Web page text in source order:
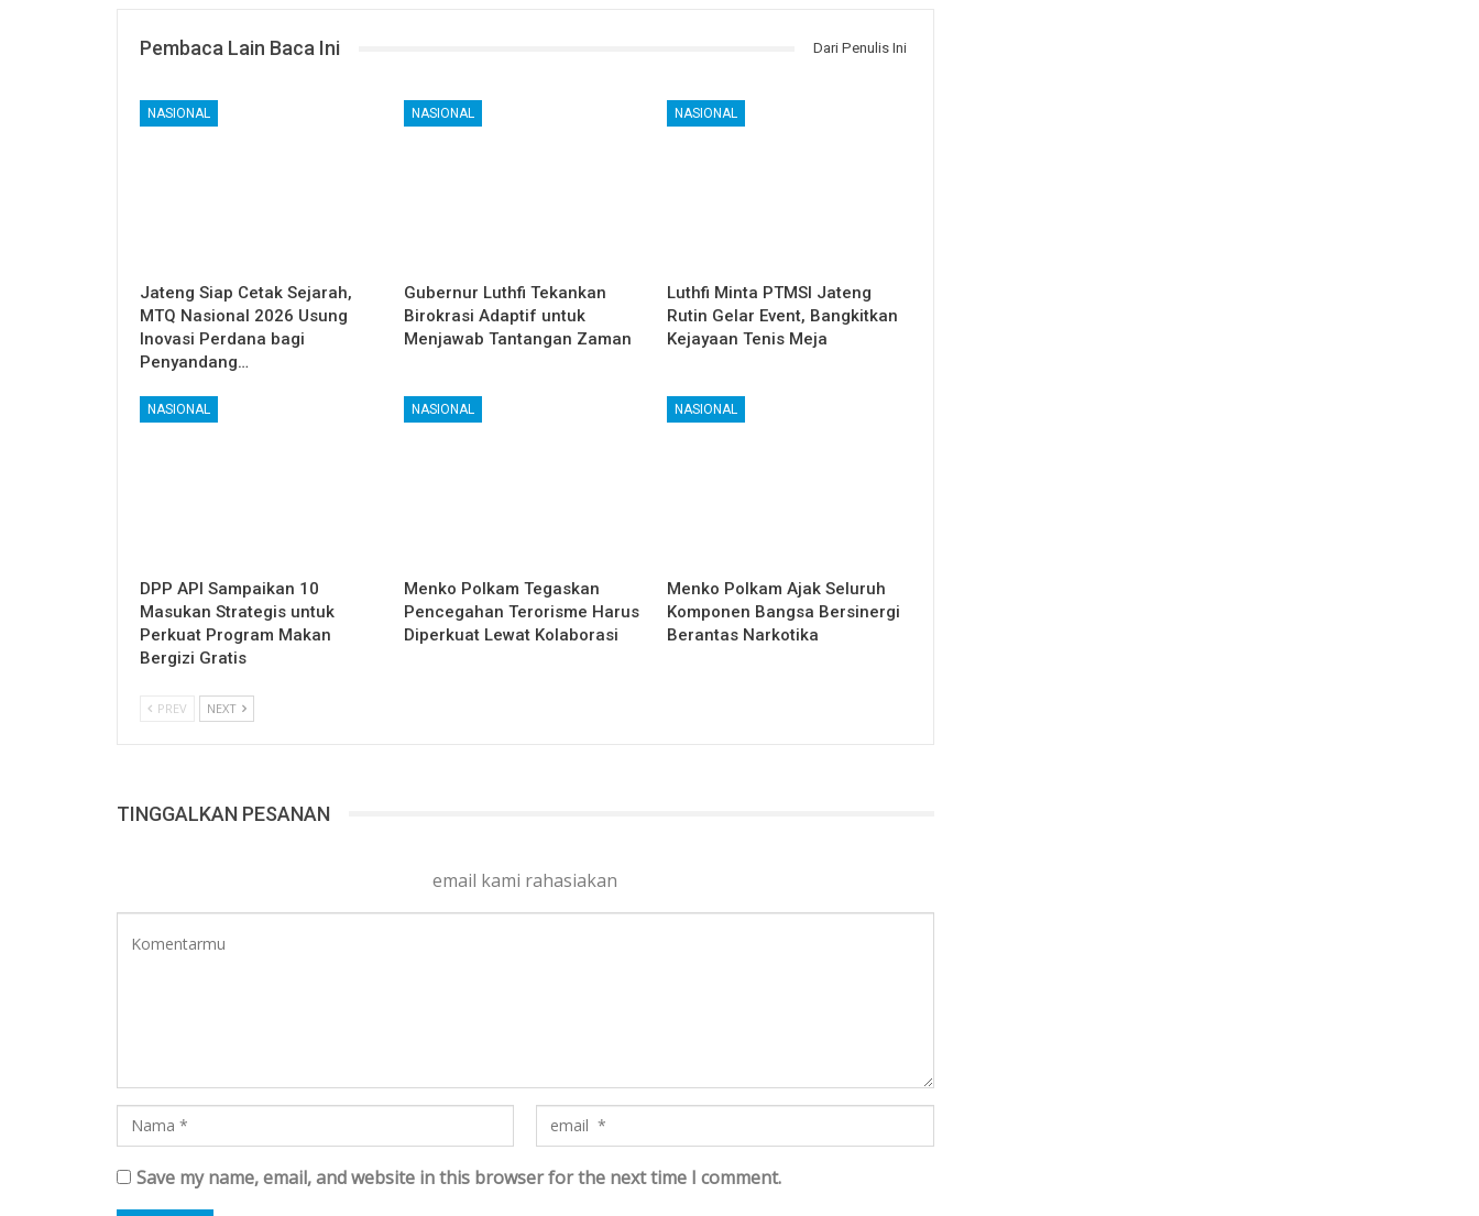
Pembaca Lain Baca Ini Dari Penulis Ini
NASIONAL
Jateng Siap Cetak Sejarah,
MTQ Nasional 2026 Usung
Inovasi Perdana bagi
Penyandang…
NASIONAL
Gubernur Luthfi Tekankan
Birokrasi Adaptif untuk
Menjawab Tantangan Zaman
NASIONAL
Luthfi Minta PTMSI Jateng
Rutin Gelar Event, Bangkitkan
Kejayaan Tenis Meja
NASIONAL
DPP API Sampaikan 10
Masukan Strategis untuk
Perkuat Program Makan
Bergizi Gratis
NASIONAL
Menko Polkam Tegaskan
Pencegahan Terorisme Harus
Diperkuat Lewat Kolaborasi
NASIONAL
Menko Polkam Ajak Seluruh
Komponen Bangsa Bersinergi
Berantas Narkotika
PREV NEXT
TINGGALKAN PESANAN
email kami rahasiakan
Save my name, email, and website in this browser for the next time I comment.